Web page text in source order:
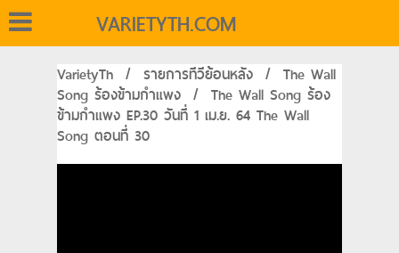
VARIETYTH.COM
VarietyTh / รายการทีวีย้อนหลัง / The Wall
Song ร้องข้ามกำแพง / The Wall Song ร้อง
ข้ามกำแพง EP.30 วันที่ 1 เม.ย. 64 The Wall
Song ตอนที่ 30